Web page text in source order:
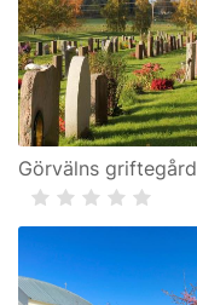
Görvälns griftegård